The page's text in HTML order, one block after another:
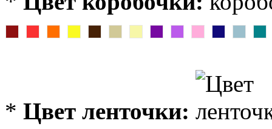
* Цвет ленточки: